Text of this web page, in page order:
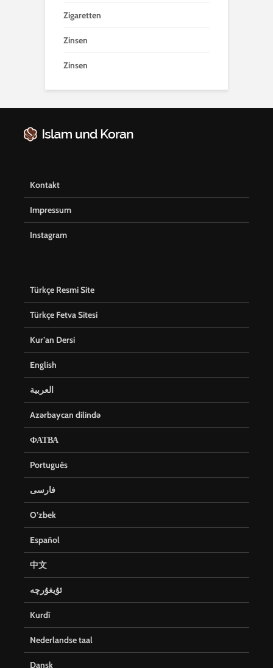
Zigaretten
Zinsen
Zinsen
Kontakt
Impressum
Instagram
Türkçe Resmi Site
Türkçe Fetva Sitesi
Kur’an Dersi
English
العربية
Azərbaycan dilində
ФАТВА
Português
فارسی
O’zbek
Español
中文
ئۇيغۇرچە
Kurdî
Nederlandse taal
Dansk